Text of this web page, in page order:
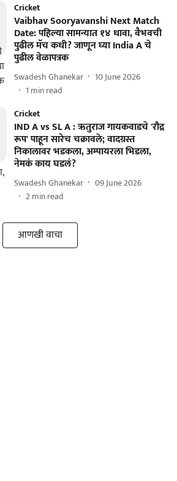
Cricket
Vaibhav Sooryavanshi Next Match
Date: पहिल्या सामन्यात १४ धावा, वैभवची
पुढील मॅच कधी? जाणून घ्या India A चे
पुढील वेळापत्रक
Swadesh Ghanekar
10 June 2026
1 min read
Cricket
IND A vs SL A : ऋतुराज गायकवाडचे 'रौद्र
रूप' पाहून सारेच चक्रावले; वादग्रस्त
निकालावर भडकला, अम्पायरला भिडला,
नेमकं काय घडलं?
Swadesh Ghanekar
09 June 2026
2min read
आणखी वाचा